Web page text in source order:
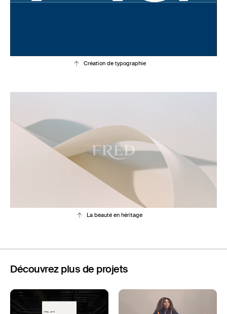
Création de typographie
La beauté en héritage
Découvrez plus de projets